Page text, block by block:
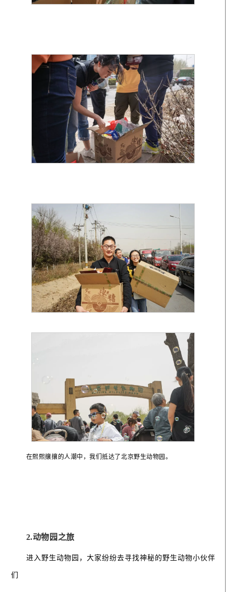
在熙熙攘攘的人潮中，我们抵达了北京野生动物园。
2.动物园之旅
进入野生动物园，大家纷纷去寻找神秘的野生动物小伙伴
们